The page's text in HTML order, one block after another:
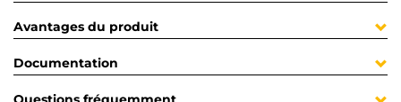
Avantages du produit
Documentation